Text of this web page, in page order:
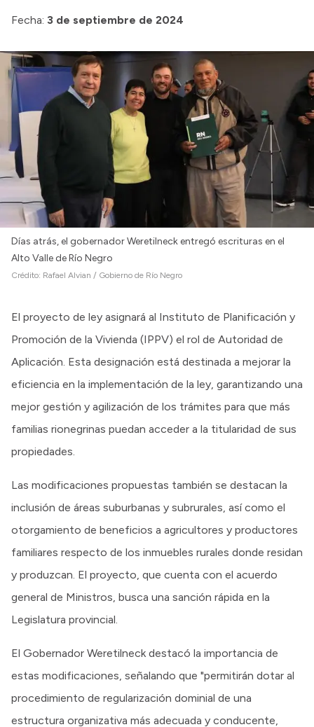
Fecha: 3 de septiembre de 2024
Días atrás, el gobernador Weretilneck entregó escrituras en el
Alto Valle de Río Negro
Crédito: Rafael Alvian / Gobierno de Río Negro
El proyecto de ley asignará al Instituto de Planificación y
Promoción de la Vivienda (IPPV) el rol de Autoridad de
Aplicación. Esta designación está destinada a mejorar la
eficiencia en la implementación de la ley, garantizando una
mejor gestión y agilización de los trámites para que más
familias rionegrinas puedan acceder a la titularidad de sus
propiedades.
Las modificaciones propuestas también se destacan la
inclusión de áreas suburbanas y subrurales, así como el
otorgamiento de beneficios a agricultores y productores
familiares respecto de los inmuebles rurales donde residan
y produzcan. El proyecto, que cuenta con el acuerdo
general de Ministros, busca una sanción rápida en la
Legislatura provincial.
El Gobernador Weretilneck destacó la importancia de
estas modificaciones, señalando que "permitirán dotar al
procedimiento de regularización dominial de una
estructura organizativa más adecuada y conducente,